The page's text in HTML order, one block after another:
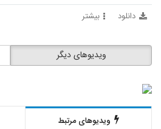
دانلود بیشتر
ویدیوهای دیگر
ویدیوهای مرتبط